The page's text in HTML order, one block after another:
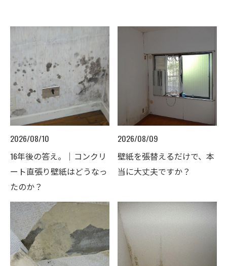
2026/08/10
16年後の答え。｜コンクリ
ート直張り壁紙はどうなっ
たのか？
2026/08/09
壁紙を張替えるだけで、本
当に大丈夫ですか？